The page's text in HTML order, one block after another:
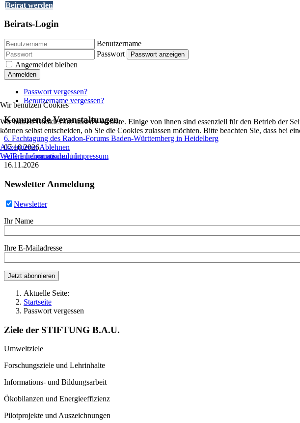
Beirat werden
Beirats-Login
Benutzername
Passwort
Passwort anzeigen
Angemeldet bleiben
Anmelden
Passwort vergessen?
Benutzername vergessen?
Kommende Veranstaltungen
6. Fachtagung des Radon-Forums Baden-Württemberg in Heidelberg
07.10.2026
AIR Innenraumschulung
16.11.2026
Newsletter Anmeldung
Newsletter
Ihr Name
Ihre E-Mailadresse
Aktuelle Seite:
Startseite
Passwort vergessen
Ziele der STIFTUNG B.A.U.
Umweltziele
Forschungsziele und Lehrinhalte
Informations- und Bildungsarbeit
Ökobilanzen und Energieeffizienz
Pilotprojekte und Auszeichnungen
Wir benutzen Cookies
Wir nutzen Cookies auf unserer Website. Einige von ihnen sind essenziell für den Betrieb der
können selbst entscheiden, ob Sie die Cookies zulassen möchten. Bitte beachten Sie, dass bei
Akzeptieren Ablehnen
Weitere Informationen|Impressum